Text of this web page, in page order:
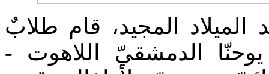
الميلاد المجيد، قام طلابٌ
الدمشقيّ اللاهوت -